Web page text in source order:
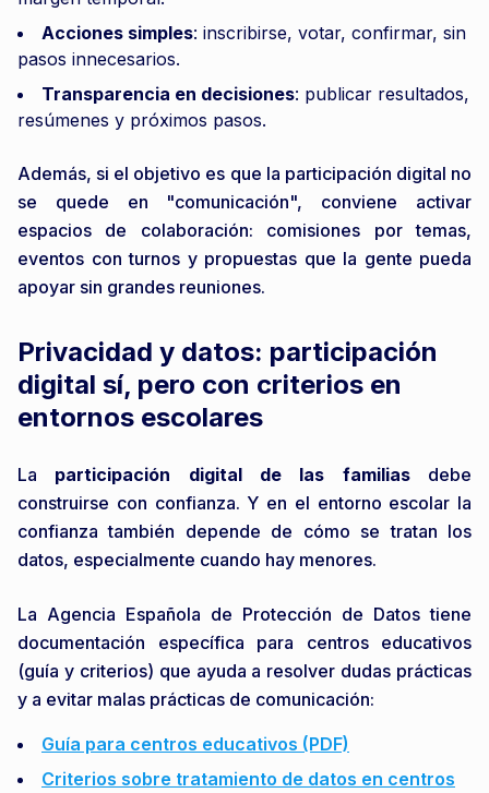
Acciones simples: inscribirse, votar, confirmar, sin
pasos innecesarios.
Transparencia en decisiones: publicar resultados,
resúmenes y próximos pasos.
Además, si el objetivo es que la participación digital no
se quede en "comunicación", conviene activar
espacios de colaboración: comisiones por temas,
eventos con turnos y propuestas que la gente pueda
apoyar sin grandes reuniones.
Privacidad y datos: participación
digital sí, pero con criterios en
entornos escolares
La participación digital de las familiasdebe
construirse con confianza. Y en el entorno escolar la
confianza también depende de cómo se tratan los
datos, especialmente cuando hay menores.
La Agencia Española de Protección de Datos tiene
documentación específica para centros educativos
(guía y criterios) que ayuda a resolver dudas prácticas
y a evitar malas prácticas de comunicación:
Guía para centros educativos (PDF)
Criterios sobre tratamiento de datos en centros